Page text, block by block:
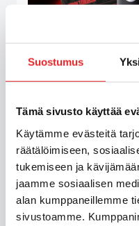
Suostumus
Tämä sivusto käyttää
Käytämme evästeitä
räätälöimiseen,
tukemiseen ja
jaamme sosiaalisen
alan kumppaneillemme
sivustoamme.
C1-ajokortti
se tarvitaan ja
suorittaa jo
29 heinäkuun, 2026